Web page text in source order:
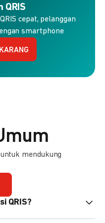
QRIS
cepat, pelanggan
smartphone
mendukung
QRIS?